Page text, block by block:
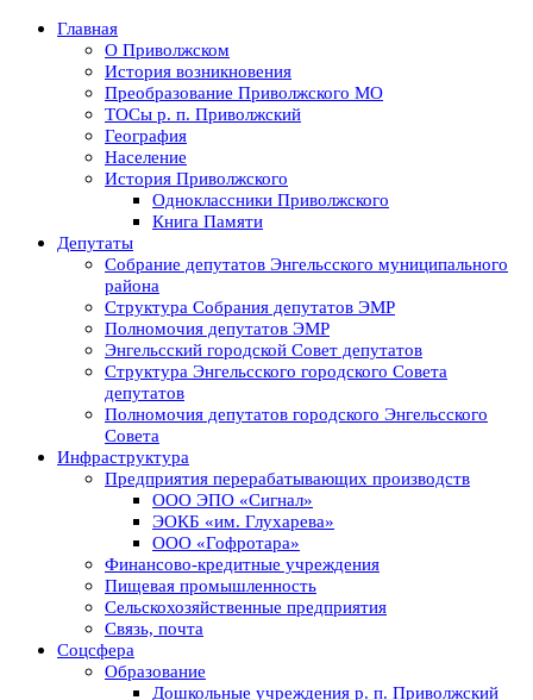
Главная
О Приволжском
История возникновения
Преобразование Приволжского МО
ТОСы р. п. Приволжский
География
Население
История Приволжского
Одноклассники Приволжского
Книга Памяти
Депутаты
Собрание депутатов Энгельсского муниципального
района
Структура Собрания депутатов ЭМР
Полномочия депутатов ЭМР
Энгельсский городской Совет депутатов
Структура Энгельсского городского Совета
депутатов
Полномочия депутатов городского Энгельсского
Совета
Инфраструктура
Предприятия перерабатывающих производств
ООО ЭПО «Сигнал»
ЭОКБ «им. Глухарева»
ООО «Гофротара»
Финансово-кредитные учреждения
Пищевая промышленность
Сельскохозяйственные предприятия
Связь, почта
Соцсфера
Образование
Дошкольные учреждения р. п. Приволжский